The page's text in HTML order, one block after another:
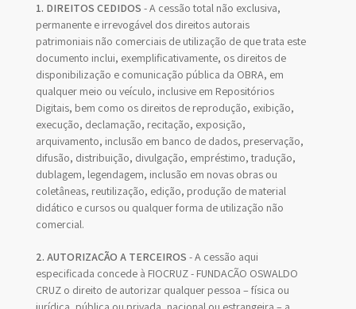
1. DIREITOS CEDIDOS - A cessão total não exclusiva,
permanente e irrevogável dos direitos autorais
patrimoniais não comerciais de utilização de que trata este
documento inclui, exemplificativamente, os direitos de
disponibilização e comunicação pública da OBRA, em
qualquer meio ou veículo, inclusive em Repositórios
Digitais, bem como os direitos de reprodução, exibição,
execução, declamação, recitação, exposição,
arquivamento, inclusão em banco de dados, preservação,
difusão, distribuição, divulgação, empréstimo, tradução,
dublagem, legendagem, inclusão em novas obras ou
coletâneas, reutilização, edição, produção de material
didático e cursos ou qualquer forma de utilização não
comercial.
2. AUTORIZAÇÃO A TERCEIROS - A cessão aqui
especificada concede à FIOCRUZ - FUNDAÇÃO OSWALDO
CRUZ o direito de autorizar qualquer pessoa – física ou